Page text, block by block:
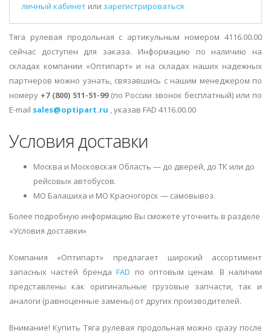
личный кабинет или зарегистрироваться
Тяга рулевая продольная с артикульным номером 4116.00.00
сейчас доступен для заказа. Информацию по наличию на
складах компании «Оптипарт» и на складах наших надежных
партнеров можно узнать, связавшись с нашим менеджером по
номеру +7 (800) 511-51-99(по России звонок бесплатный) или по
E-mail sales@optipart.ru , указав FAD 4116.00.00
Условия доставки
Москва и Московская Область — до дверей, до ТК или до
рейсовых автобусов.
МО Балашиха и МО Красногорск — самовывоз.
Более подробную информацию Вы сможете уточнить в разделе
«Условия доставки»
Компания «Оптипарт» предлагает широкий ассортимент
запасных частей брендаFAD по оптовым ценам. В наличии
представлены как оригинальные грузовые запчасти, так и
аналоги (равноценные замены) от других производителей.
Внимание! Купить Тяга рулевая продольная можно сразу после